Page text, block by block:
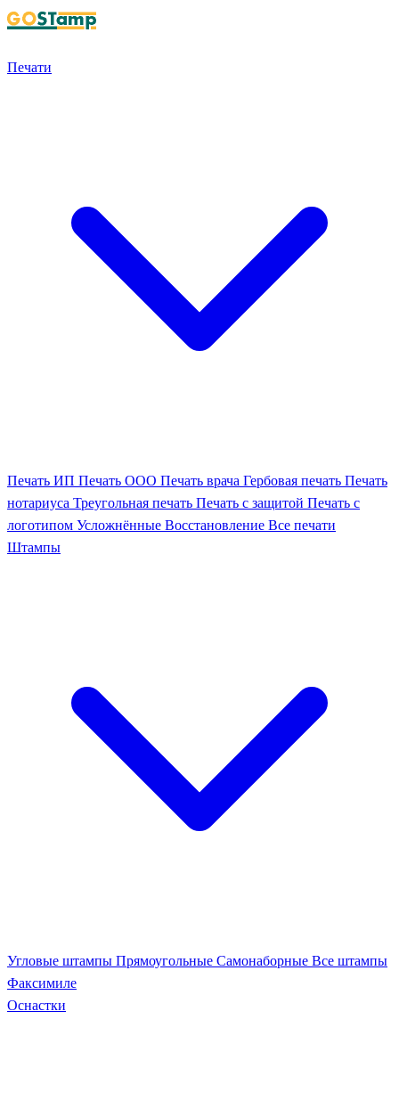
Печати
Печать ИП Печать ООО Печать врача Гербовая печать Печать
нотариуса Треугольная печать Печать с защитой Печать с
логотипом Усложнённые Восстановление Все печати
Штампы
Угловые штампы Прямоугольные Самонаборные Все штампы
Факсимиле
Оснастки